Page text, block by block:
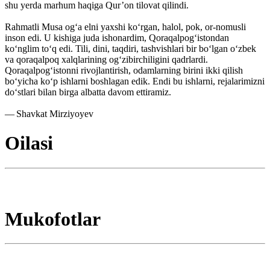
shu yerda marhum haqiga Qur’on tilovat qilindi.
Rahmatli Musa ogʻa elni yaxshi koʻrgan, halol, pok, or-nomusli
inson edi. U kishiga juda ishonardim, Qoraqalpogʻistondan
koʻnglim toʻq edi. Tili, dini, taqdiri, tashvishlari bir boʻlgan oʻzbek
va qoraqalpoq xalqlarining ogʻzibirchiligini qadrlardi.
Qoraqalpogʻistonni rivojlantirish, odamlarning birini ikki qilish
boʻyicha koʻp ishlarni boshlagan edik. Endi bu ishlarni, rejalarimizni
doʻstlari bilan birga albatta davom ettiramiz.
— Shavkat Mirziyoyev
Oilasi
Mukofotlar